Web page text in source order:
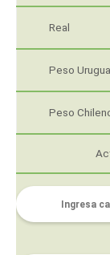
Real
Peso
Peso